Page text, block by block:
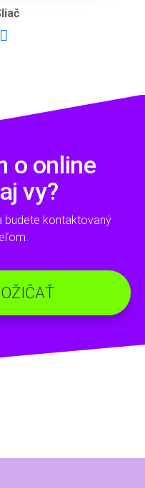

o online
vy?
budete kontaktovaný